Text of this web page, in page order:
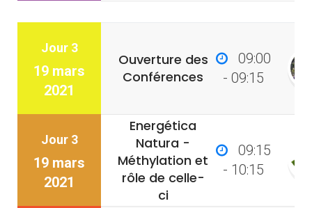
Jour 3
19 mars
2021
Ouverture des
Conférences
09:00
- 09:15
Jour 3
19 mars
2021
Energética
Natura -
Méthylation et
rôle de celle-
ci
09:15
- 10:15